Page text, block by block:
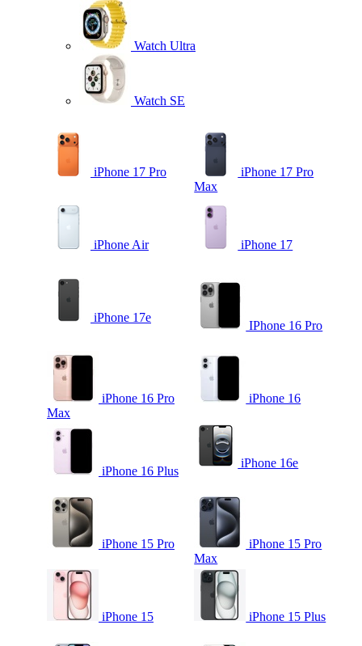
Watch Ultra
Watch SE
iPhone 17 Pro
iPhone 17 Pro
Max
iPhone Air iPhone 17
iPhone 17e
IPhone 16 Pro
iPhone 16 Pro
Max
iPhone 16
iPhone 16 Plus
iPhone 16e
iPhone 15 Pro
iPhone 15 Pro
Max
iPhone 15 iPhone 15 Plus